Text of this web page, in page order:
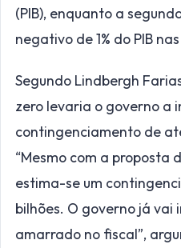
(PIB), enquanto a
negativo de 1% do PIB
Segundo Lindbergh
zero levaria o governo a
contingenciamento de
“Mesmo com a proposta
estima-se um
bilhões. O governo já vai
amarrado no fiscal”,